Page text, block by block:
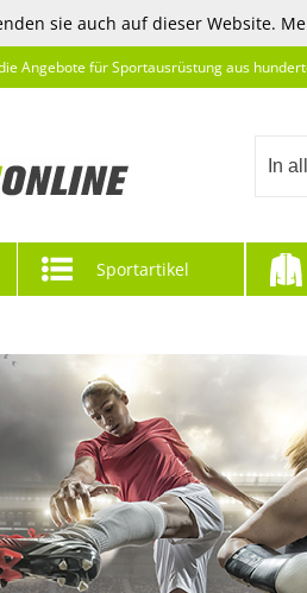
sie auch auf dieser Website.
Angebote für Sportausrüstung aus
In
Sportartikel